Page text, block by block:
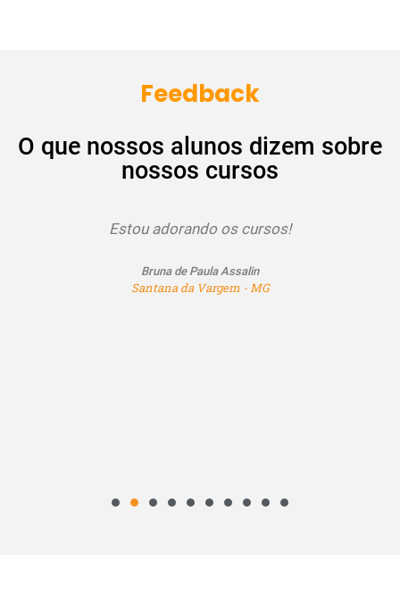
Feedback
O que nossos alunos dizem sobre
nossos cursos
Estou adorando os cursos!
Bruna de Paula Assalin
Santana da Vargem - MG